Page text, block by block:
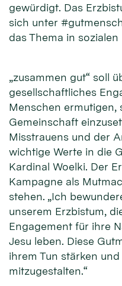
gewürdigt. Das
sich unter
das Thema in
„zusammen gut“ soll
gesellschaftliches
Menschen ermutigen,
Gemeinschaft
Misstrauens und der
wichtige Werte in die
Kardinal Woelki. Der
Kampagne als
stehen. „Ich
unserem Erzbistum,
Engagement für ihre
Jesu leben. Diese
ihrem Tun stärken
mitzugestalten.“